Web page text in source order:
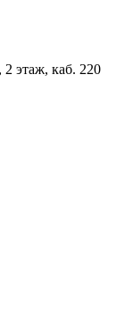
этаж, каб. 220